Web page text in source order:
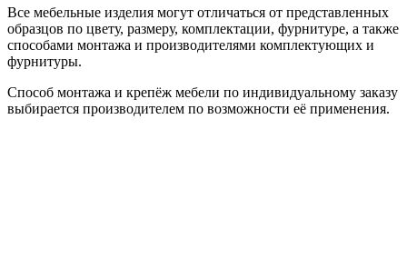
Все мебельные изделия могут отличаться от представленных
образцов по цвету, размеру, комплектации, фурнитуре, а также
способами монтажа и производителями комплектующих и
фурнитуры.
Способ монтажа и крепёж мебели по индивидуальному заказу
выбирается производителем по возможности её применения.